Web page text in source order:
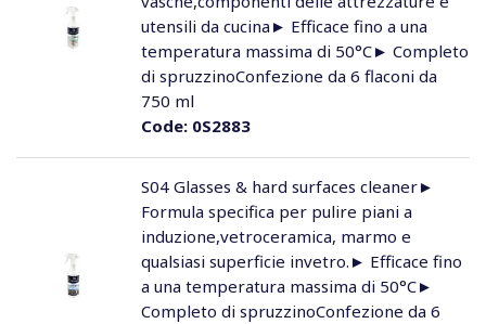
Code:0S2883
utensili da cucina► Efficace fino a una
temperatura massima di 50°C► Completo
di spruzzinoConfezione da 6 flaconi da
750 ml
S04 Glasses & hard surfaces cleaner►
Formula specifica per pulire piani a
induzione,vetroceramica, marmo e
qualsiasi superficie invetro.► Efficace fino
a una temperatura massima di 50°C►
Completo di spruzzinoConfezione da 6